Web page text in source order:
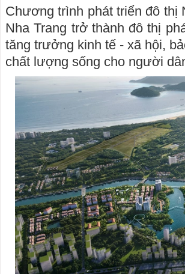
Chương trình phát triển đô thị
Nha Trang trở thành đô thị
tăng trưởng kinh tế - xã hội,
chất lượng sống cho người